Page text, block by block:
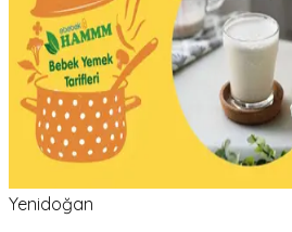
Yenidoğan